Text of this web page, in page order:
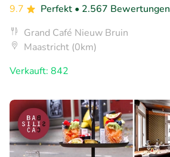
9.7
Perfekt • 2.567 Bewertungen
Grand Café Nieuw Bruin
Maastricht (0km)
Verkauft: 842